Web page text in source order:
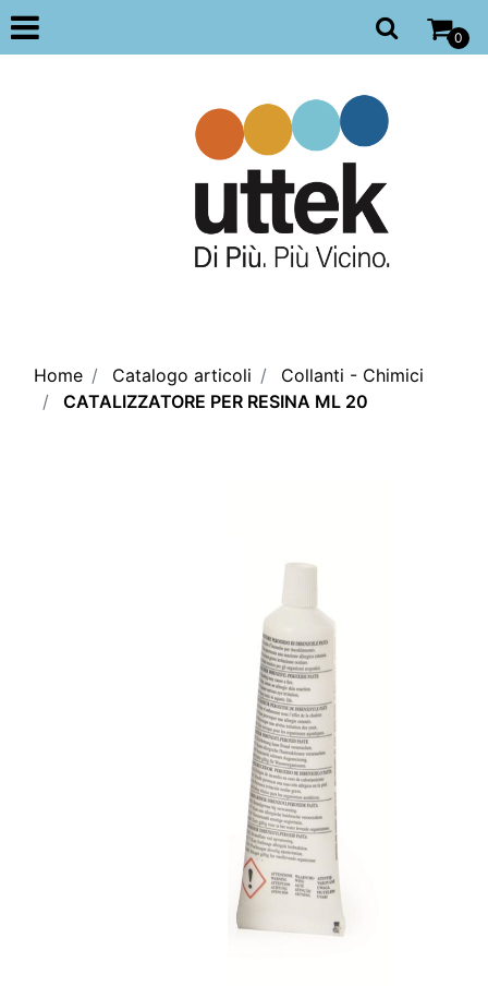
Open
0
Home Catalogo articoli
Collanti - Chimici
CATALIZZATORE PER RESINA ML 20